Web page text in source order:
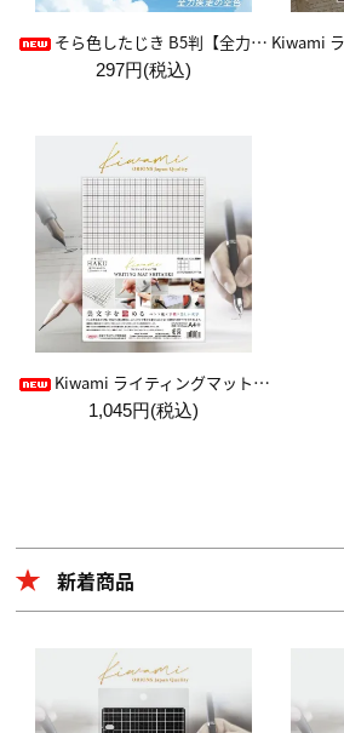
そら色したじき B5判【全力疾走の空色】
297円(税込)
Kiwami ライティングマット下敷 HAKU白薄【A4+方眼】
1,045円(税込)
新着商品